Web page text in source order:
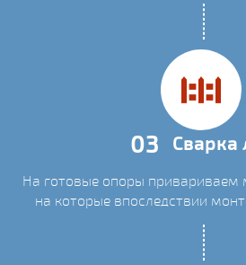
03 Сварка
На готовые опоры привариваем
на которые впоследствии